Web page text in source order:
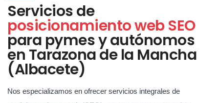
Servicios de
posicionamiento web SEO
para pymes y autónomos
en Tarazona de la Mancha
(Albacete)
Nos especializamos en ofrecer servicios integrales de